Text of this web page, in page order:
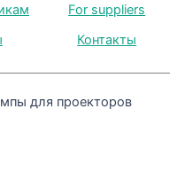
For suppliers
Контакты
для проекторов